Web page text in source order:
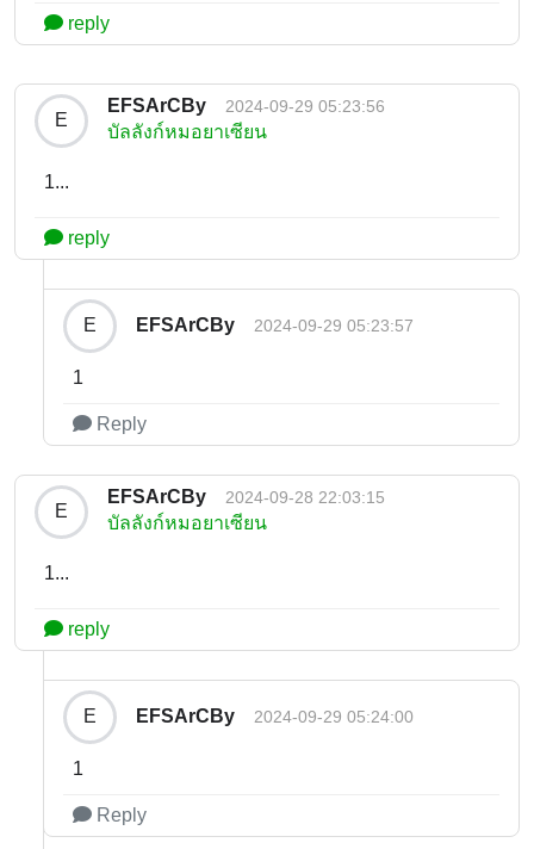
reply
E
EFSArCBy 2024-09-29 05:23:56
บัลลังก์หมอยาเซียน
1...
reply
E EFSArCBy 2024-09-29 05:23:57
1
Reply
E
EFSArCBy 2024-09-28 22:03:15
บัลลังก์หมอยาเซียน
1...
reply
E EFSArCBy 2024-09-29 05:24:00
1
Reply